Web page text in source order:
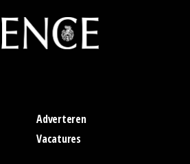
Adverteren
Vacatures